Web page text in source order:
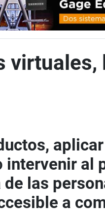
al
las
a